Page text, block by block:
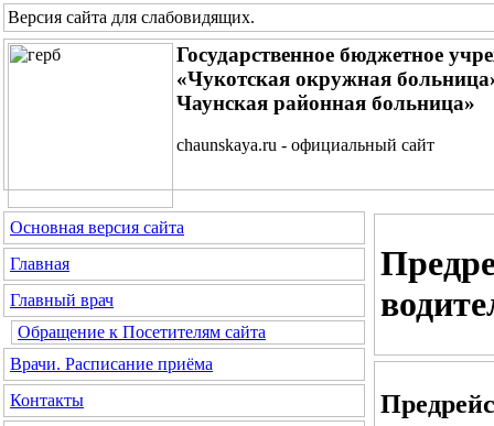
Версия сайта для слабовидящих.
Государственное бюджетное
«Чукотская окружная
Чаунская районная больница»
chaunskaya.ru - официальный сайт
Основная версия сайта
Главная
Главный врач
Обращение к Посетителям сайта
Врачи. Расписание приёма
Контакты